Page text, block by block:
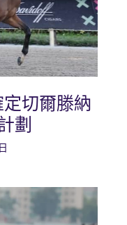
切爾滕納
劃